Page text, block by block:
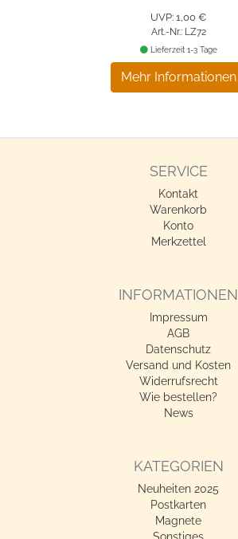
UVP: 1,00 €
Art.-Nr.: LZ72
Mehr Informationen
Lieferzeit 1-3 Tage
SERVICE
Kontakt
Warenkorb
Konto
Merkzettel
INFORMATIONEN
Impressum
AGB
Datenschutz
Versand und Kosten
Widerrufsrecht
Wie bestellen?
News
KATEGORIEN
Neuheiten 2025
Postkarten
Magnete